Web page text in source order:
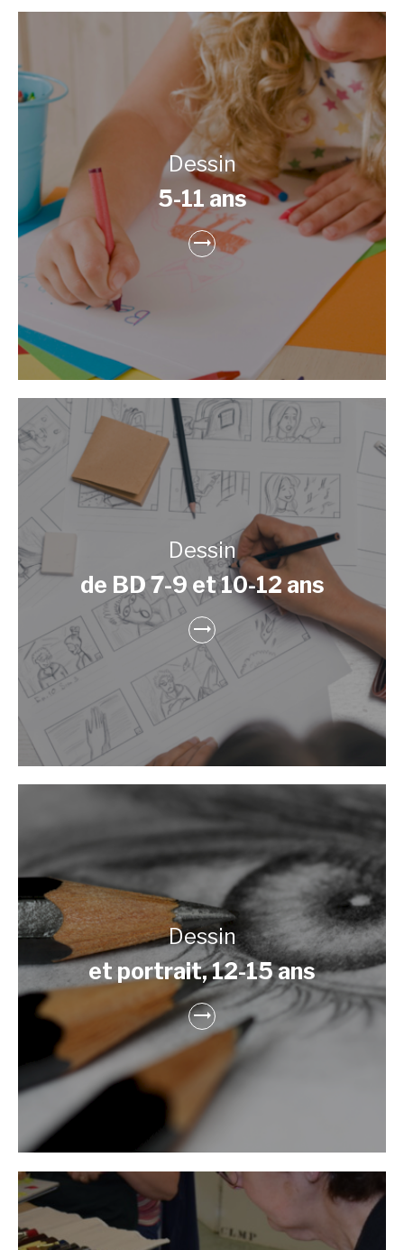
Dessin
5-11 ans
Dessin
de BD 7-9 et 10-12 ans
Dessin
et portrait, 12-15 ans